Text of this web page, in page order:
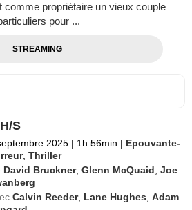
comme propriétaire un vieux couple
pour ...
STREAMING
S
2025 | 1h 56min | Epouvante-
,Thriller
David Bruckner,Glenn McQuaid ,Joe
Calvin Reeder, Lane Hughes ,Adam